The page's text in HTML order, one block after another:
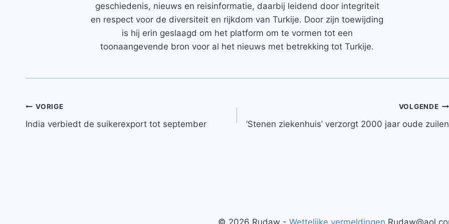
geschiedenis, nieuws en reisinformatie, daarbij leidend door integriteit
en respect voor de diversiteit en rijkdom van Turkije. Door zijn toewijding
is hij erin geslaagd om het platform om te vormen tot een
toonaangevende bron voor al het nieuws met betrekking tot Turkije.
Bericht
navigatie
VORIGE
India verbiedt de suikerexport tot september
VOLGENDE
‘Stenen ziekenhuis’ verzorgt 2000 jaar oude zuilen